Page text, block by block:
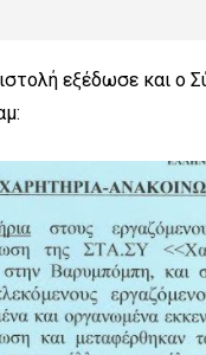
εξέδωσε και ο